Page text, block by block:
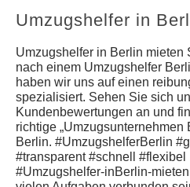
Umzugshelfer in
Umzugshelfer in Berlin mieten
nach einem Umzugshelfer
haben wir uns auf einen
spezialisiert. Sehen Sie sich
Kundenbewertungen an und
richtige „Umzugsunternehmen
Berlin. #UmzugshelferBerlin
#transparent #schnell
#Umzugshelfer-inBerlin-